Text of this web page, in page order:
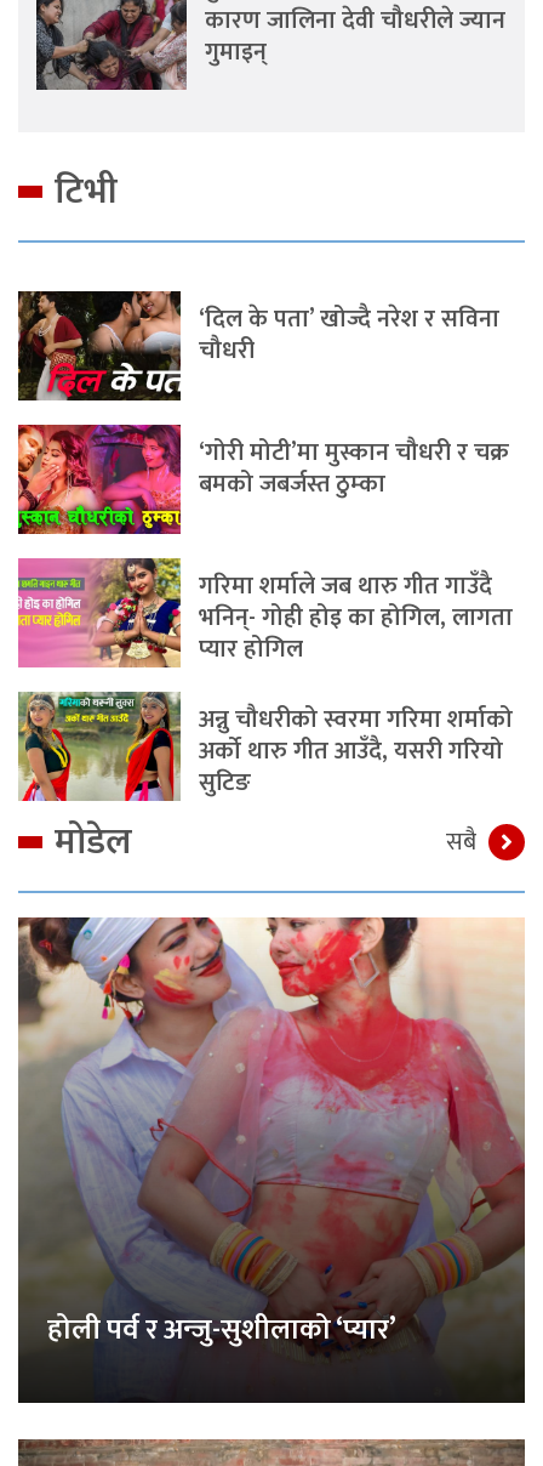
कारण जालिना देवी चौधरीले ज्यान
गुमाइन्
टिभी
‘दिल के पता’ खोज्दै नरेश र सविना
चौधरी
‘गोरी मोटी’मा मुस्कान चौधरी र चक्र
बमको जबर्जस्त ठुम्का
गरिमा शर्माले जब थारु गीत गाउँदै
भनिन्- गोही होइ का होगिल, लागता
प्यार होगिल
अन्नु चौधरीको स्वरमा गरिमा शर्माको
अर्को थारु गीत आउँदै, यसरी गरियो
सुटिङ
मोडेल सबै
होली पर्व र अन्जु-सुशीलाको ‘प्यार’